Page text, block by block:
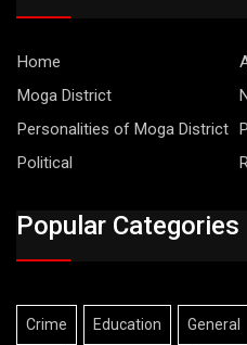
Home
Moga District
Personalities of Moga District
Political
Popular Categories
Crime Education General